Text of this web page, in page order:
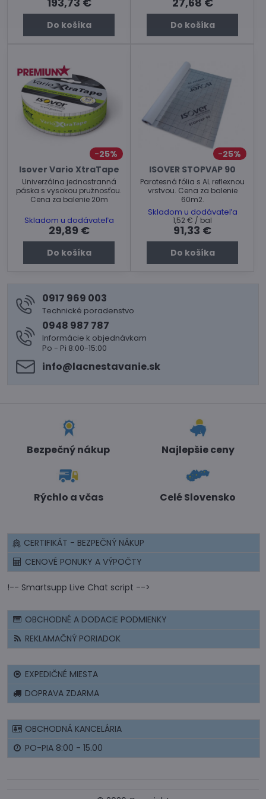
Do košíka Do košíka
25%
Isover Vario XtraTape
Univerzálna jednostranná
páska s vysokou pružnosťou.
Cena za balenie 20m
Skladom u dodávateľa
29,89 €
Do košíka
25%
ISOVER STOPVAP 90
Parotesná fólia s AL reflexnou
vrstvou. Cena za balenie
60m2.
Skladom u dodávateľa
91,33 €
1,52 € / bal
Do košíka
0917 969 003
Technické poradenstvo
0948 987 787
Informácie k objednávkam
Po - Pi 8:00-15:00
info​@lacnestavanie​.sk
Bezpečný nákup Najlepšie ceny
Rýchlo a včas Celé Slovensko
CERTIFIKÁT - BEZPEČNÝ NÁKUP
CENOVÉ PONUKY A VÝPOČTY
!-- Smartsupp Live Chat script -->
OBCHODNÉ A DODACIE PODMIENKY
REKLAMAČNÝ PORIADOK
EXPEDIČNÉ MIESTA
DOPRAVA ZDARMA
OBCHODNÁ KANCELÁRIA
PO-PIA 8:00 - 15.00